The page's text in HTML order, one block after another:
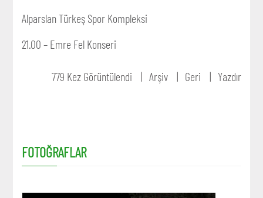
Alparslan Türkeş Spor Kompleksi
21.00 – Emre Fel Konseri
779 Kez Görüntülendi Arşiv Geri Yazdır
FOTOĞRAFLAR